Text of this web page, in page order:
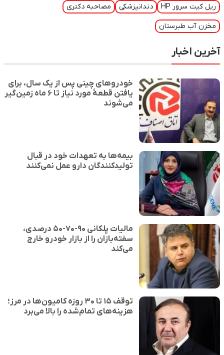
ریل کیت سرور HP دندانپزشکی مصاحبه دکتری
مخزن آب طبرستان
آخرین اخبار
خودروهای چینی پس از یک سال، برای
یافتن قطعهٔ مورد نیاز تا ۶ ماه زمین‌گیر
می‌شوند
بیمه‌ها به تعهدات خود در قبال
تولیدکنندگان دارو عمل نمی‌کنند
مالیات پلکانی ۹۰-۷۰-۵۰ درصدی،
سفته‌بازان را از بازار خودرو خارج
می‌کند
توقف ۱۵ تا ۳۰ روزه کامیون‌ها در مرز؛
هزینه‌های تمام‌شده را بالا می‌برد